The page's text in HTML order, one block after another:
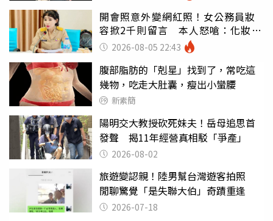
開會照意外變網紅照！女公務員妝
容掀2千則留言 本人怒嗆：化妝有
錯嗎2026-08-05 22:43
腹部脂肪的「剋星」找到了，常吃這
幾物，吃走大肚囊，瘦出小蠻腰
新素簡
陽明交大教授砍死妹夫！岳母追思首
發聲 揭11年經營真相駁「爭產」
2026-08-02
旅遊變認親！陸男幫台灣遊客拍照
閒聊驚覺「是失聯大伯」奇蹟重逢
2026-07-18